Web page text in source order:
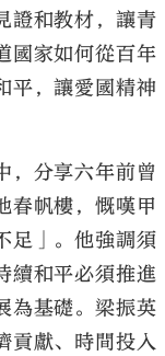
證和教材，讓青
國家如何從百年
平，讓愛國精神
，分享六年前曾
春帆樓，慨嘆甲
足」。他強調須
續和平必須推進
為基礎。梁振英
貢獻、時間投入